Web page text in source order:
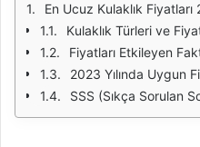
En Ucuz Kulaklık Fiyatları
Kulaklık Türleri ve
Fiyatları Etkileyen
2023 Yılında Uygun
SSS (Sıkça Sorulan